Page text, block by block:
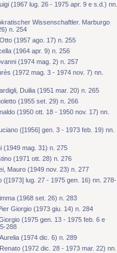
(1967 lug. 26 - 1975 apr. 9 e s.d.) nn.
Wissenschaftler. Marburgo
n. 254
(1957 ago. 17) n. 255
(1964 apr. 9) n. 256
(1974 mag. 2) n. 257
(1972 mag. 3 - 1974 nov. 7) nn.
Duilia (1951 mar. 20) n. 265
(1955 set. 29) n. 266
(1950 ott. 18 - 1950 nov. 17) nn.
([1956] gen. 3 - 1973 feb. 19) nn.
(1949 mag. 31) n. 275
(1971 ott. 28) n. 276
Mauro (1949 nov. 23) n. 277
([1973] lug. 27 - 1975 gen. 16) nn. 278-
(1968 set. 26) n. 283
Giorgio (1973 giu. 14) n. 284
(1975 gen. 13 - 1975 feb. 6 e
288
(1974 dic. 6) n. 289
(1972 dic. 28 - 1973 mar. 22) nn.